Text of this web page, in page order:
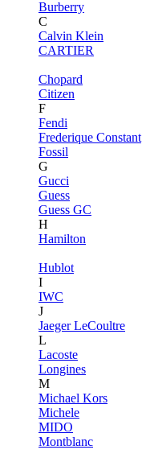
Burberry
C
Calvin Klein
CARTIER
Chopard
Citizen
F
Fendi
Frederique Constant
Fossil
G
Gucci
Guess
Guess GC
H
Hamilton
Hublot
I
IWC
J
Jaeger LeCoultre
L
Lacoste
Longines
M
Michael Kors
Michele
MIDO
Montblanc